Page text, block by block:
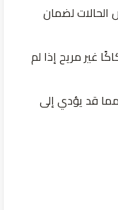
لضمان
غير مريح إذا لم
قد يؤدي إلى